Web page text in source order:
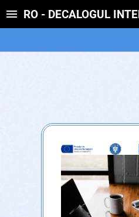
RO - DECALOGUL